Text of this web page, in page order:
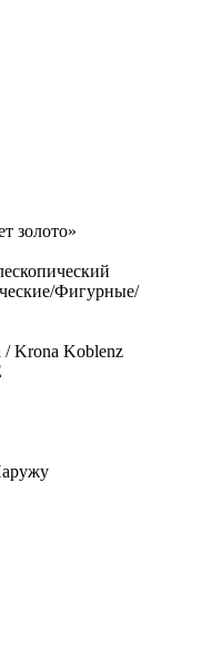
золото»
Фигурные/
Krona Koblenz